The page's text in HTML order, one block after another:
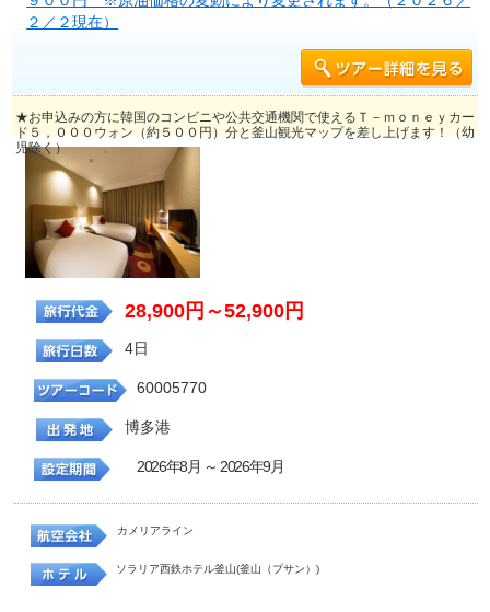
２／２現在）
★お申込みの方に韓国のコンビニや公共交通機関で使えるＴ－ｍｏｎｅｙカー
ド５，０００ウォン（約５００円）分と釜山観光マップを差し上げます！（幼
児除く）
28,900円～52,900円
4日
60005770
博多港
2026年8月 ～ 2026年9月
カメリアライン
ソラリア西鉄ホテル釜山(釜山（プサン）)